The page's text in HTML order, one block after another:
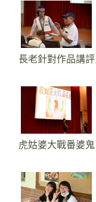
長老針對作品講評
虎姑婆大戰番婆鬼